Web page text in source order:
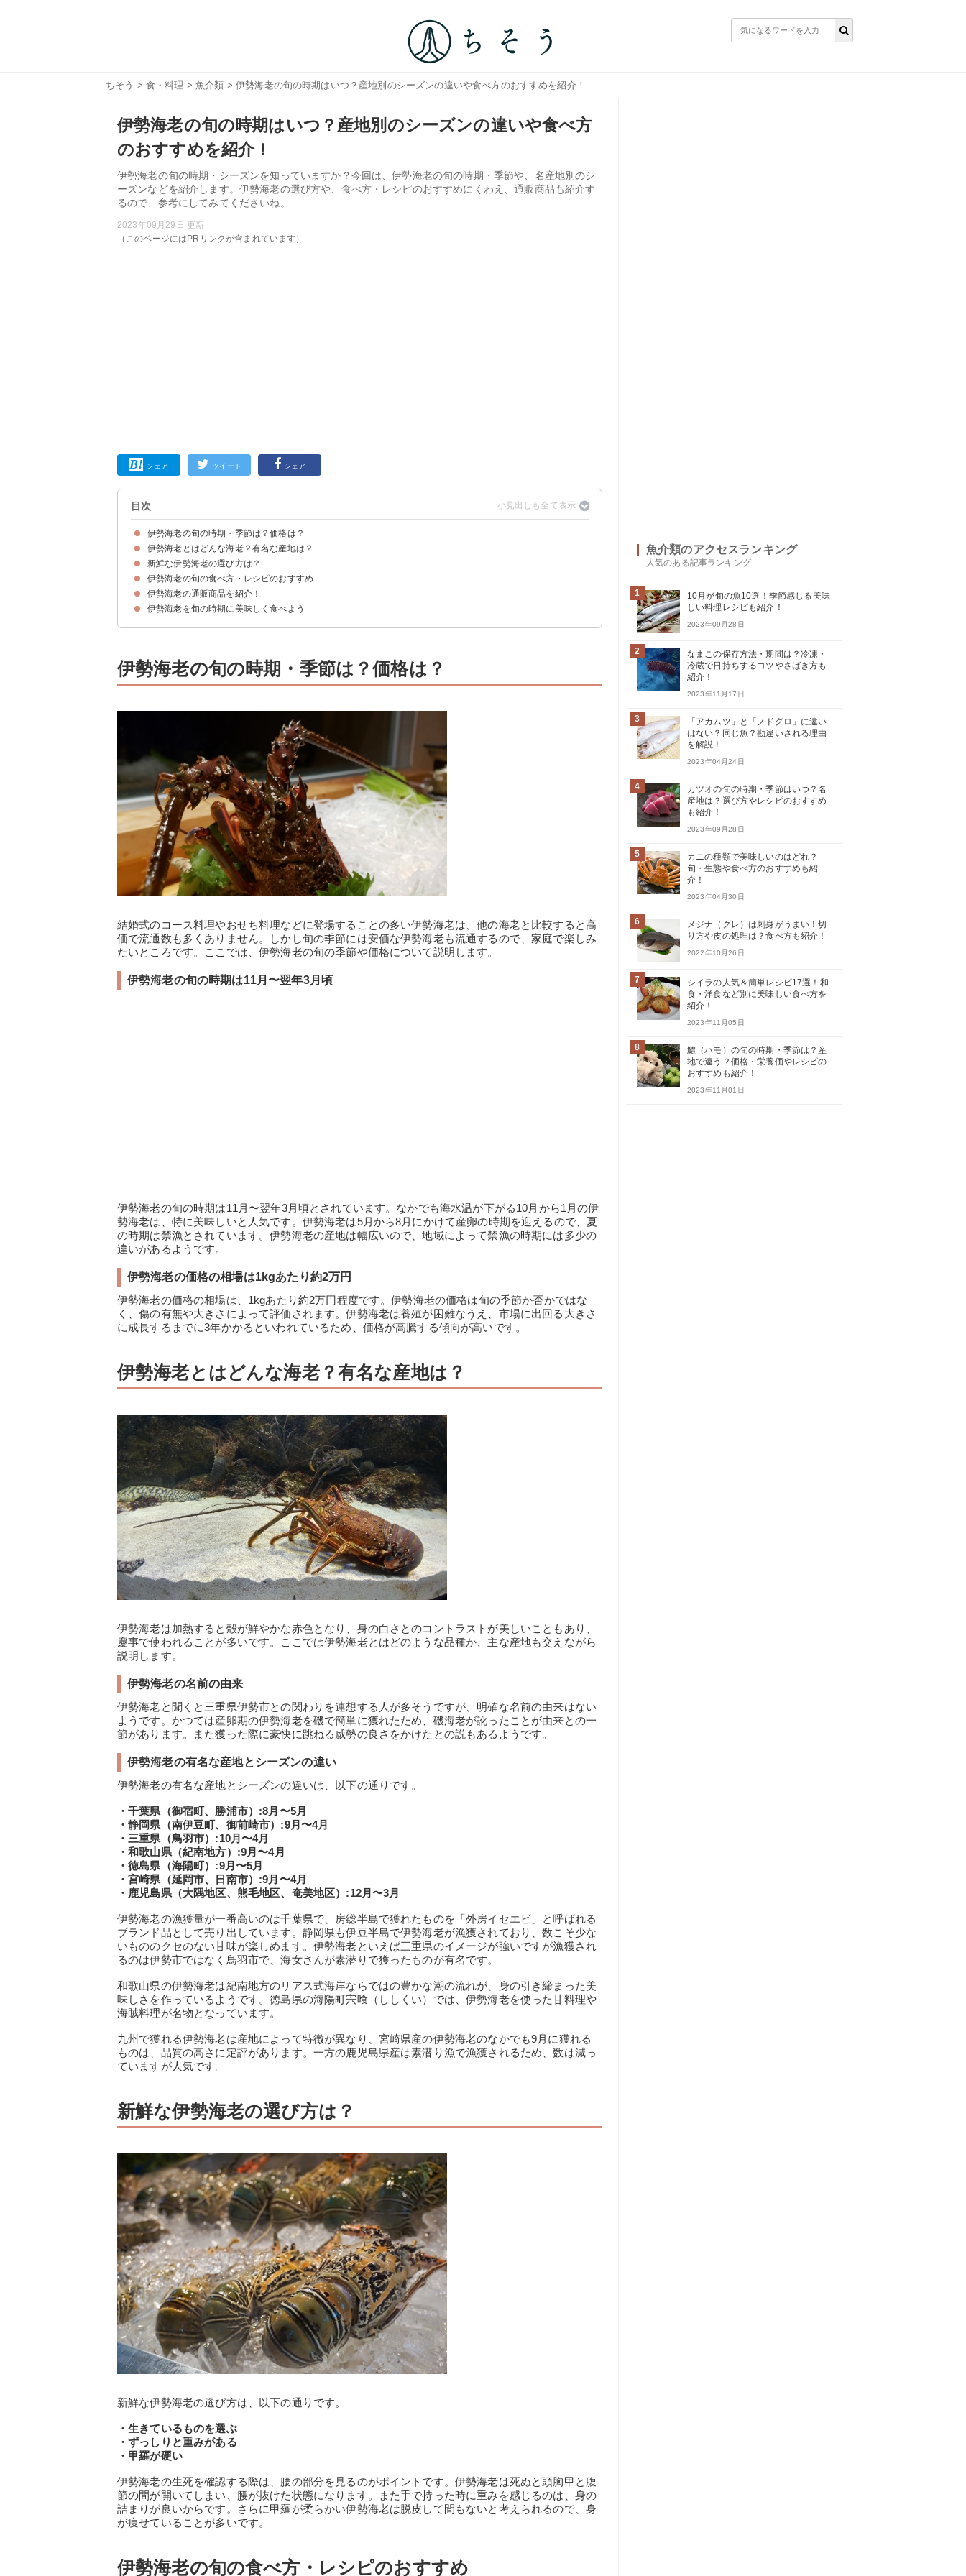
ちそう > 食・料理 >魚介類 > 伊勢海老の旬の時期はいつ？産地別のシーズンの違いや食べ方のおすすめを紹介！
伊勢海老の旬の時期はいつ？産地別のシーズンの違いや食べ方
のおすすめを紹介！
伊勢海老の旬の時期・シーズンを知っていますか？今回は、伊勢海老の旬の時期・季節や、名産地別のシ
ーズンなどを紹介します。伊勢海老の選び方や、食べ方・レシピのおすすめにくわえ、通販商品も紹介す
るので、参考にしてみてくださいね。
2023年09月29日 更新
（このページにはPRリンクが含まれています）
シェア ツイート シェア
目次
伊勢海老の旬の時期・季節は？価格は？
伊勢海老の旬の時期は11月〜翌年3月頃
伊勢海老の価格の相場は1kgあたり約2万円
伊勢海老とはどんな海老？有名な産地は？
伊勢海老の名前の由来
伊勢海老の有名な産地とシーズンの違い
新鮮な伊勢海老の選び方は？
伊勢海老の旬の食べ方・レシピのおすすめ
①伊勢海老の刺身
②伊勢海老の炊き込みご飯
③伊勢海老のマヨネーズ焼き
④伊勢海老の味噌汁
伊勢海老の通販商品を紹介！
①活伊勢海老【300g~400gサイズ 1kg】（11,600円）
②伊勢海老２匹入約600g～800g（8,960円）
伊勢海老を旬の時期に美味しく食べよう
伊勢海老の旬の時期・季節は？価格は？
結婚式のコース料理やおせち料理などに登場することの多い伊勢海老は、他の海老と比較すると高
価で流通数も多くありません。しかし旬の季節には安価な伊勢海老も流通するので、家庭で楽しみ
たいところです。ここでは、伊勢海老の旬の季節や価格について説明します。
伊勢海老の旬の時期は11月〜翌年3月頃
伊勢海老の旬の時期は11月〜翌年3月頃とされています。なかでも海水温が下がる10月から1月の伊
勢海老は、特に美味しいと人気です。伊勢海老は5月から8月にかけて産卵の時期を迎えるので、夏
の時期は禁漁とされています。伊勢海老の産地は幅広いので、地域によって禁漁の時期には多少の
違いがあるようです。
伊勢海老の価格の相場は1kgあたり約2万円
伊勢海老の価格の相場は、1kgあたり約2万円程度です。伊勢海老の価格は旬の季節か否かではな
く、傷の有無や大きさによって評価されます。伊勢海老は養殖が困難なうえ、市場に出回る大きさ
に成長するまでに3年かかるといわれているため、価格が高騰する傾向が高いです。
伊勢海老とはどんな海老？有名な産地は？
伊勢海老は加熱すると殻が鮮やかな赤色となり、身の白さとのコントラストが美しいこともあり、
慶事で使われることが多いです。ここでは伊勢海老とはどのような品種か、主な産地も交えながら
説明します。
伊勢海老の名前の由来
伊勢海老と聞くと三重県伊勢市との関わりを連想する人が多そうですが、明確な名前の由来はない
ようです。かつては産卵期の伊勢海老を磯で簡単に獲れたため、磯海老が訛ったことが由来との一
節があります。また獲った際に豪快に跳ねる威勢の良さをかけたとの説もあるようです。
伊勢海老の有名な産地とシーズンの違い
伊勢海老の有名な産地とシーズンの違いは、以下の通りです。
・千葉県（御宿町、勝浦市）:8月〜5月
・静岡県（南伊豆町、御前崎市）:9月〜4月
・三重県（鳥羽市）:10月〜4月
・和歌山県（紀南地方）:9月〜4月
・徳島県（海陽町）:9月〜5月
・宮崎県（延岡市、日南市）:9月〜4月
・鹿児島県（大隅地区、熊毛地区、奄美地区）:12月〜3月
伊勢海老の漁獲量が一番高いのは千葉県で、房総半島で獲れたものを「外房イセエビ」と呼ばれる
ブランド品として売り出しています。静岡県も伊豆半島で伊勢海老が漁獲されており、数こそ少な
いもののクセのない甘味が楽しめます。伊勢海老といえば三重県のイメージが強いですが漁獲され
るのは伊勢市ではなく鳥羽市で、海女さんが素潜りで獲ったものが有名です。
和歌山県の伊勢海老は紀南地方のリアス式海岸ならではの豊かな潮の流れが、身の引き締まった美
味しさを作っているようです。徳島県の海陽町宍喰（ししくい）では、伊勢海老を使った甘料理や
海賊料理が名物となっています。
九州で獲れる伊勢海老は産地によって特徴が異なり、宮崎県産の伊勢海老のなかでも9月に獲れる
ものは、品質の高さに定評があります。一方の鹿児島県産は素潜り漁で漁獲されるため、数は減っ
ていますが人気です。
新鮮な伊勢海老の選び方は？
新鮮な伊勢海老の選び方は、以下の通りです。
・生きているものを選ぶ
・ずっしりと重みがある
・甲羅が硬い
伊勢海老の生死を確認する際は、腰の部分を見るのがポイントです。伊勢海老は死ぬと頭胸甲と腹
節の間が開いてしまい、腰が抜けた状態になります。また手で持った時に重みを感じるのは、身の
詰まりが良いからです。さらに甲羅が柔らかい伊勢海老は脱皮して間もないと考えられるので、身
が痩せていることが多いです。
伊勢海老の旬の食べ方・レシピのおすすめ
魚介類のアクセスランキング
人気のある記事ランキング
1
10月が旬の魚10選！季節感じる美味
しい料理レシピも紹介！
2023年09月28日
2
なまこの保存方法・期間は？冷凍・
冷蔵で日持ちするコツやさばき方も
紹介！
2023年11月17日
3
「アカムツ」と「ノドグロ」に違い
はない？同じ魚？勘違いされる理由
を解説！
2023年04月24日
4
カツオの旬の時期・季節はいつ？名
産地は？選び方やレシピのおすすめ
も紹介！
2023年09月28日
5
カニの種類で美味しいのはどれ？
旬・生態や食べ方のおすすめも紹
介！
2023年04月30日
6
メジナ（グレ）は刺身がうまい！切
り方や皮の処理は？食べ方も紹介！
2022年10月26日
7
シイラの人気＆簡単レシピ17選！和
食・洋食など別に美味しい食べ方を
紹介！
2023年11月05日
8
鱧（ハモ）の旬の時期・季節は？産
地で違う？価格・栄養価やレシピの
おすすめも紹介！
2023年11月01日